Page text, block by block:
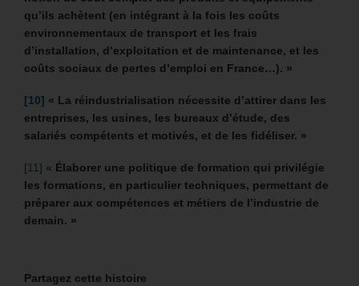
qu’ils achètent (en intégrant à la fois les coûts
environnementaux de transport et les frais
d’installation, d’exploitation et de maintenance, et les
coûts sociaux de pertes d’emploi en France…). »
[10] « La réindustrialisation nécessite d’attirer dans les
entreprises, les usines, les bureaux d’étude, des
salariés compétents et motivés, et de les fidéliser. »
[11] « Élaborer une politique de formation qui privilégie
les formations, en particulier techniques, permettant de
préparer aux compétences et métiers de l’industrie de
demain. »
Partagez cette histoire